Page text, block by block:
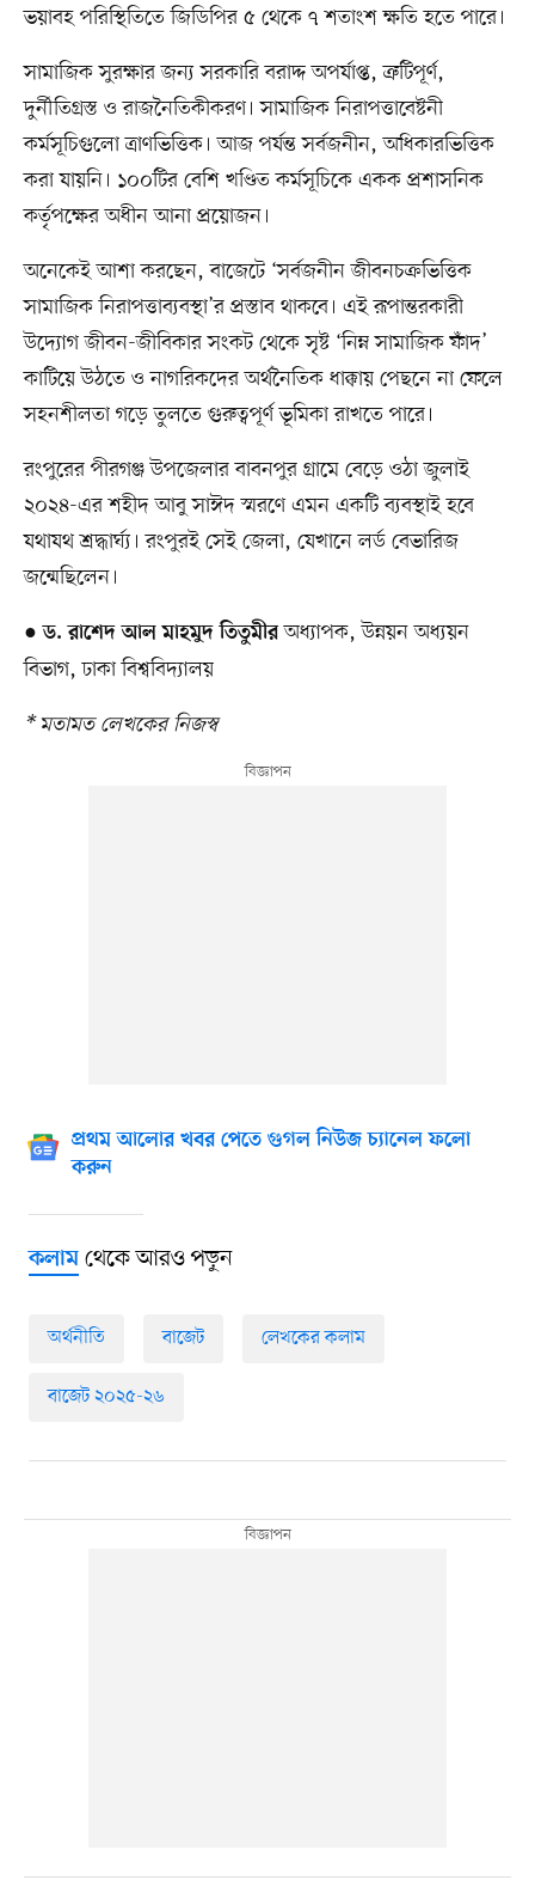
ভয়াবহ পরিস্থিতিতে জিডিপির ৫ থেকে ৭ শতাংশ ক্ষতি হতে পারে।
সামাজিক সুরক্ষার জন্য সরকারি বরাদ্দ অপর্যাপ্ত, ত্রুটিপূর্ণ,
দুর্নীতিগ্রস্ত ও রাজনৈতিকীকরণ। সামাজিক নিরাপত্তাবেষ্টনী
কর্মসূচিগুলো ত্রাণভিত্তিক। আজ পর্যন্ত সর্বজনীন, অধিকারভিত্তিক
করা যায়নি। ১০০টির বেশি খণ্ডিত কর্মসূচিকে একক প্রশাসনিক
কর্তৃপক্ষের অধীন আনা প্রয়োজন।
অনেকেই আশা করছেন, বাজেটে ‘সর্বজনীন জীবনচক্রভিত্তিক
সামাজিক নিরাপত্তাব্যবস্থা’র প্রস্তাব থাকবে। এই রূপান্তরকারী
উদ্যোগ জীবন-জীবিকার সংকট থেকে সৃষ্ট ‘নিম্ন সামাজিক ফাঁদ’
কাটিয়ে উঠতে ও নাগরিকদের অর্থনৈতিক ধাক্কায় পেছনে না ফেলে
সহনশীলতা গড়ে তুলতে গুরুত্বপূর্ণ ভূমিকা রাখতে পারে।
রংপুরের পীরগঞ্জ উপজেলার বাবনপুর গ্রামে বেড়ে ওঠা জুলাই
২০২৪-এর শহীদ আবু সাঈদ স্মরণে এমন একটি ব্যবস্থাই হবে
যথাযথ শ্রদ্ধার্ঘ্য। রংপুরই সেই জেলা, যেখানে লর্ড বেভারিজ
জন্মেছিলেন।
● ড. রাশেদ আল মাহমুদ তিতুমীরঅধ্যাপক, উন্নয়ন অধ্যয়ন
বিভাগ, ঢাকা বিশ্ববিদ্যালয়
* মতামত লেখকের নিজস্ব
প্রথম আলোর খবর পেতে গুগল নিউজ চ্যানেল ফলো
করুন
কলামথেকে আরও পড়ুন
অর্থনীতি বাজেট লেখকের কলাম
বাজেট ২০২৫-২৬